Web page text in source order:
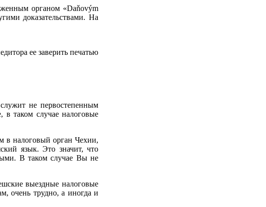
органом «Daňovým
доказательствами. На
ее заверить печатью
не первостепенным
в таком случае налоговые
в налоговый орган Чехии,
язык. Это значит, что
В таком случае Вы не
выездные налоговые
очень трудно, а иногда и